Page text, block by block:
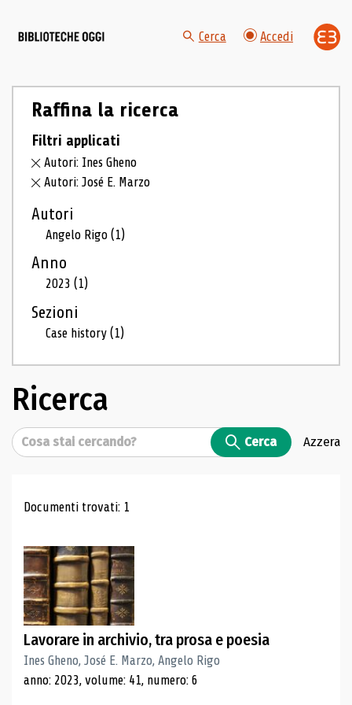
Cerca Accedi
Raffina la ricerca
Filtri applicati
Autori: Ines Gheno
Autori: José E. Marzo
Autori
Angelo Rigo(1)
Anno
2023(1)
Sezioni
Case history(1)
Ricerca
Cerca Cerca Azzera
Risultati di ricerca
Documenti trovati: 1
Lavorare in archivio, tra prosa e poesia
Ines Gheno, José E. Marzo, Angelo Rigo
anno: 2023, volume: 41, numero: 6